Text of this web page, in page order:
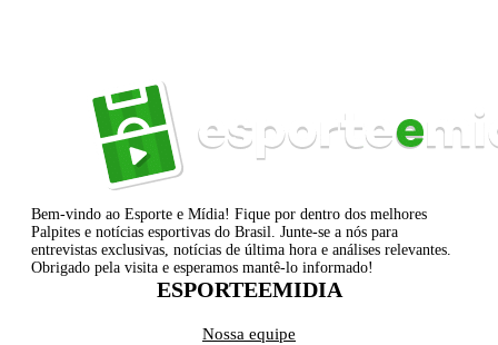
Bem-vindo ao Esporte e Mídia! Fique por dentro dos melhores
Palpites e notícias esportivas do Brasil. Junte-se a nós para
entrevistas exclusivas, notícias de última hora e análises relevantes.
Obrigado pela visita e esperamos mantê-lo informado!
ESPORTEEMIDIA
Nossa equipe